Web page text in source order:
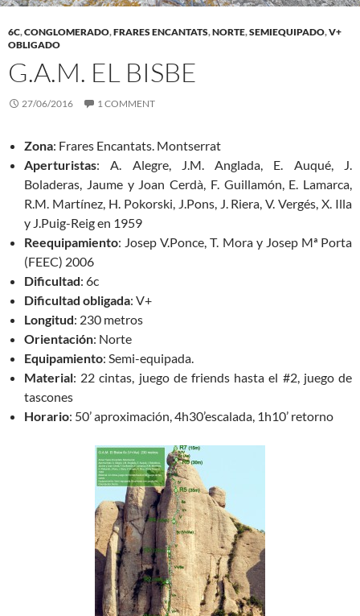
6C,CONGLOMERADO,FRARES ENCANTATS,NORTE,SEMIEQUIPADO,V+
OBLIGADO
G.A.M. EL BISBE
27/06/2016 1 COMMENT
Zona: Frares Encantats. Montserrat
Aperturistas: A. Alegre, J.M. Anglada, E. Auqué, J.
Boladeras, Jaume y Joan Cerdà, F. Guillamón, E. Lamarca,
R.M. Martínez, H. Pokorski, J.Pons, J. Riera, V. Vergés, X. Illa
y J.Puig-Reig en 1959
Reequipamiento: Josep V.Ponce, T. Mora y Josep Mª Porta
(FEEC) 2006
Dificultad: 6c
Dificultad obligada: V+
Longitud: 230 metros
Orientación: Norte
Equipamiento: Semi-equipada.
Material: 22 cintas, juego de friends hasta el #2, juego de
tascones
Horario: 50’ aproximación, 4h30’escalada, 1h10’ retorno